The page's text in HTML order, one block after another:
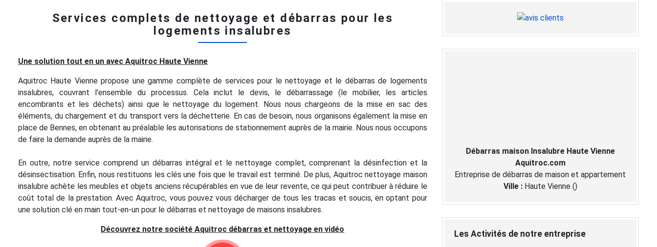
Services complets de nettoyage et débarras pour les
logements insalubres
Une solution tout en un avec Aquitroc Haute Vienne
Aquitroc Haute Vienne propose une gamme complète de services pour le nettoyage et le débarras de logements
insalubres, couvrant l'ensemble du processus. Cela inclut le devis, le débarrassage (le mobilier, les articles
encombrants et les déchets) ainsi que le nettoyage du logement. Nous nous chargeons de la mise en sac des
éléments, du chargement et du transport vers la déchetterie. En cas de besoin, nous organisons également la mise en
place de Bennes, en obtenant au préalable les autorisations de stationnement auprès de la mairie. Nous nous occupons
de faire la demande auprès de la mairie.
En outre, notre service comprend un débarras intégral et le nettoyage complet, comprenant la désinfection et la
désinsectisation. Enfin, nous restituons les clés une fois que le travail est terminé. De plus, Aquitroc nettoyage maison
insalubre achète les meubles et objets anciens récupérables en vue de leur revente, ce qui peut contribuer à réduire le
coût total de la prestation. Avec Aquitroc, vous pouvez vous décharger de tous les tracas et soucis, en optant pour
une solution clé en main tout-en-un pour le débarras et nettoyage de maisons insalubres.
Découvrez notre société Aquitroc débarras et nettoyage en vidéo
Débarras maison Insalubre Haute Vienne
Aquitroc.com
Entreprise de débarras de maison et appartement
Ville : Haute Vienne ()
Les Activités de notre entreprise